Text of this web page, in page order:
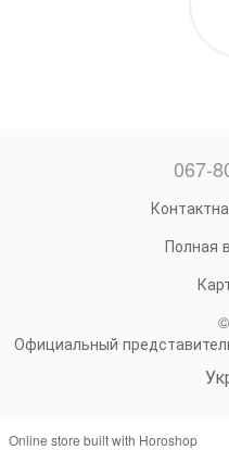
067-
Полная
Официальный
Online store built with Horoshop